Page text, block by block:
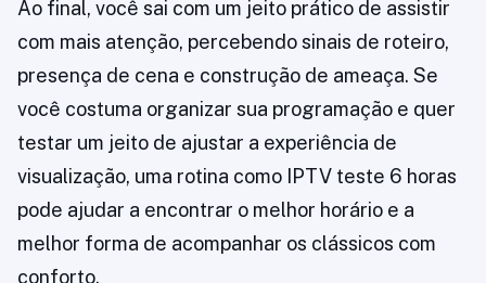
Ao final, você sai com um jeito prático de assistir
com mais atenção, percebendo sinais de roteiro,
presença de cena e construção de ameaça. Se
você costuma organizar sua programação e quer
testar um jeito de ajustar a experiência de
visualização, uma rotina como IPTV teste 6 horas
pode ajudar a encontrar o melhor horário e a
melhor forma de acompanhar os clássicos com
conforto.